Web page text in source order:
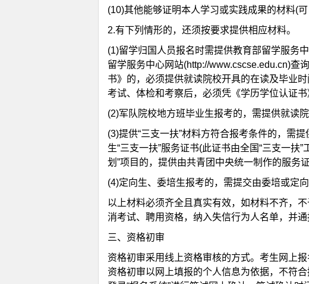
(10)其他能够证明本人学习或实践成果的材料(可
2.有下列情形的，还须按要求提供相应材料。
(1)留学归国人员报名时需提供教育部留学服务
留学服务中心网站(http://www.cscse.edu.cn)查
书》的，必须提供就读院校开具的在读及毕业
考试、体检和考察后，必须凭《学历学位认证书
(2)军队院校地方班毕业生报考的，需提供就读
(3)提供“三支一扶”材料方符合报考条件的，需
生“三支一扶”服务证书(此证书由全国“三支一扶
划”项目的，提供由共青团中央统一制作的服务
(4)定向生、委培生报考的，需提交由委培或定
以上材料必须齐全且真实有效，如材料不齐，
消考试、聘用资格，纳入失信行为人名单，并
三、资格初审
资格初审采用线上资格审核的方式。考生网上
资格初审以网上填报的个人信息为依据，不符